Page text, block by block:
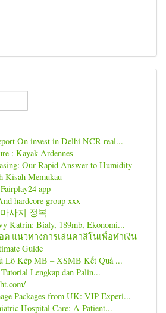
On invest in Delhi NCR real...
: Kayak Ardennes
Our Rapid Answer to Humidity
Kisah Memukau
app
hardcore group xxx
사지 정복
Katrin: Biały, 189mb, Ekonomi...
ต แนวทางการเล่นคาสิโนเพื่อทำเงิน
Guide
Lô Kép MB – XSMB Kết Quả ...
Lengkap dan Palin...
Packages from UK: VIP Experi...
Hospital Care: A Patient...